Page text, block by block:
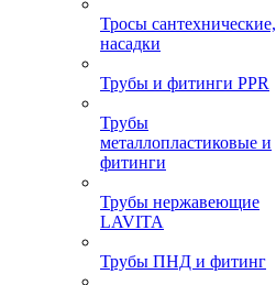
Тросы сантехнические,
насадки
Трубы и фитинги PPR
Трубы
металлопластиковые и
фитинги
Трубы нержавеющие
LAVITA
Трубы ПНД и фитинг